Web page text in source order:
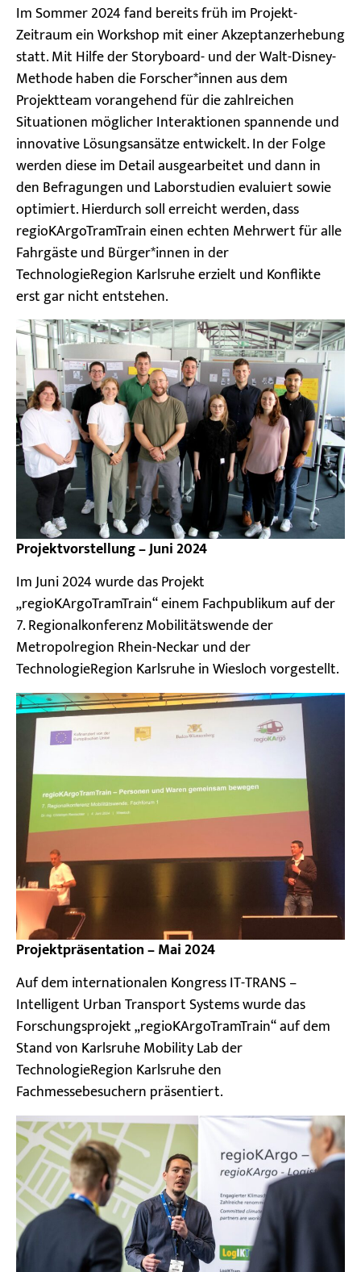
Im Sommer 2024 fand bereits früh im Projekt-
Zeitraum ein Workshop mit einer Akzeptanzerhebung
statt. Mit Hilfe der Storyboard- und der Walt-Disney-
Methode haben die Forscher*innen aus dem
Projektteam vorangehend für die zahlreichen
Situationen möglicher Interaktionen spannende und
innovative Lösungsansätze entwickelt. In der Folge
werden diese im Detail ausgearbeitet und dann in
den Befragungen und Laborstudien evaluiert sowie
optimiert. Hierdurch soll erreicht werden, dass
regioKArgoTramTrain einen echten Mehrwert für alle
Fahrgäste und Bürger*innen in der
TechnologieRegion Karlsruhe erzielt und Konflikte
erst gar nicht entstehen.
Projektvorstellung – Juni 2024
Im Juni 2024 wurde das Projekt
„regioKArgoTramTrain“ einem Fachpublikum auf der
7. Regionalkonferenz Mobilitätswende der
Metropolregion Rhein-Neckar und der
TechnologieRegion Karlsruhe in Wiesloch vorgestellt.
Projektpräsentation – Mai 2024
Auf dem internationalen Kongress IT-TRANS –
Intelligent Urban Transport Systems wurde das
Forschungsprojekt „regioKArgoTramTrain“ auf dem
Stand von Karlsruhe Mobility Lab der
TechnologieRegion Karlsruhe den
Fachmessebesuchern präsentiert.